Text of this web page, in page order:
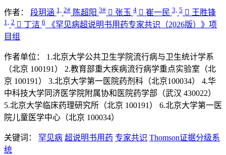
作者： 段玥涵 1, 2# 陈超阳 3#  张玉 4  崔一民 3, 5  王胜锋
1, 2  丁洁 6
《罕见病超说明书用药专家共识（2026版）》项
目组
作者单位：
1.北京大学公共卫生学院流行病与卫生统计学系
（北京 100191）
2.教育部重大疾病流行病学重点实验室（北
京 100191）
3.北京大学第一医院药剂科（北京100034）
4.华
中科技大学同济医学院附属协和医院药学部（武汉 430022）
5.北京大学临床药理研究所（北京 100191）
6.北京大学第一医
院儿童医学中心（北京 100034）
关键词： 罕见病 超说明书用药 专家共识 Thomson证据分级系
统